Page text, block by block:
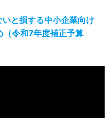
と損する中小企業向け
（令和7年度補正予算